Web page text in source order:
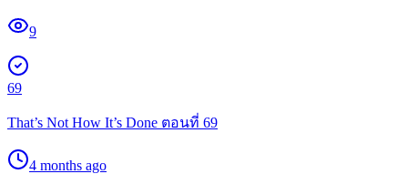
9
69
That’s Not How It’s Done ตอนที่ 69
4 months ago